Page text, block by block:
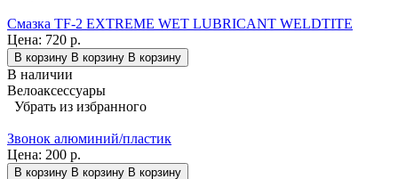
Смазка TF-2 EXTREME WET LUBRICANT WELDTITE
Цена: 720 р.
В корзину В корзину В корзину
В наличии
Велоаксессуары
Убрать из избранного
Звонок алюминий/пластик
Цена: 200 р.
В корзину В корзину В корзину